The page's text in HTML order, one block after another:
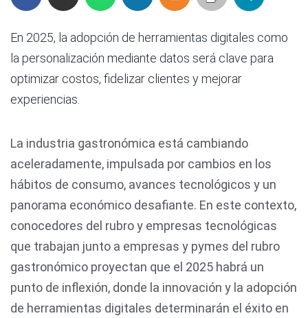
En 2025, la adopción de herramientas digitales como
la personalización mediante datos será clave para
optimizar costos, fidelizar clientes y mejorar
experiencias.
La industria gastronómica está cambiando
aceleradamente, impulsada por cambios en los
hábitos de consumo, avances tecnológicos y un
panorama económico desafiante. En este contexto,
conocedores del rubro y empresas tecnológicas
que trabajan junto a empresas y pymes del rubro
gastronómico proyectan que el 2025 habrá un
punto de inflexión, donde la innovación y la adopción
de herramientas digitales determinarán el éxito en